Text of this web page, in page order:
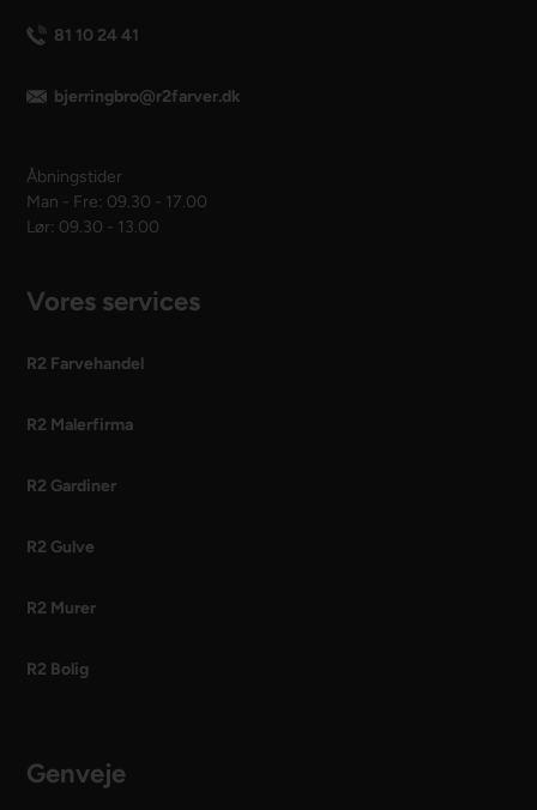
81 10 24 41
bjerringbro@r2farver.dk
Åbningstider
Man - Fre: 09.30 - 17.00
Lør: 09.30 - 13.00
Vores services
R2 Farvehandel
R2 Malerfirma
R2 Gardiner
R2 Gulve
R2 Murer
R2 Bolig
Genveje